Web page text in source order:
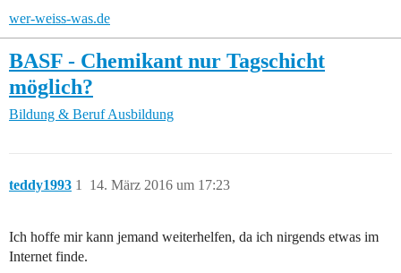
wer-weiss-was.de
BASF - Chemikant nur Tagschicht
möglich?
Bildung & Beruf Ausbildung
teddy1993 14. März 2016 um 17:23
1
Ich hoffe mir kann jemand weiterhelfen, da ich nirgends etwas im
Internet finde.